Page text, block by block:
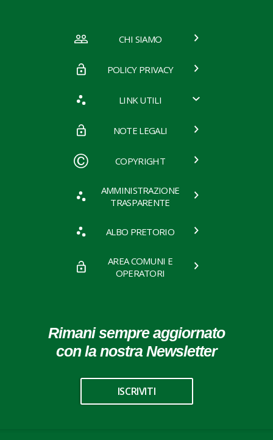
CHI SIAMO
POLICY PRIVACY
LINK UTILI
NOTE LEGALI
COPYRIGHT
AMMINISTRAZIONE
TRASPARENTE
ALBO PRETORIO
AREA COMUNI E
OPERATORI
Rimani sempre aggiornato
con la nostra Newsletter
ISCRIVITI